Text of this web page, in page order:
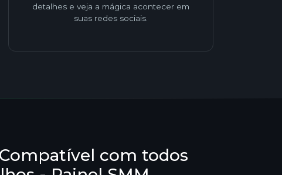
detalhes e veja a mágica acontecer em
suas redes sociais.
Compatível com todos